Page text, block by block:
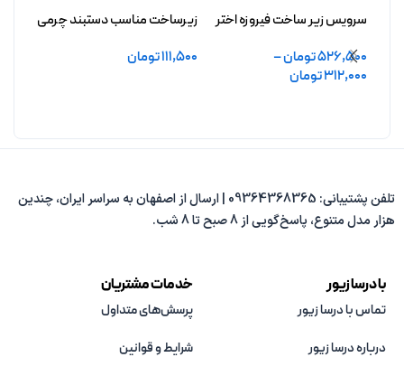
سرویس زیر ساخت فیروزه اختر
526,500تومان–
312,000تومان
زیرساخت مناسب دستبند چرمی
111,500تومان
تلفن پشتیبانی: 09364368365 | ارسال از اصفهان به سراسر ایران، چندین
هزار مدل متنوع، پاسخ‌گویی از 8 صبح تا 8 شب.
با درسا زیور
تماس با درسا زیور
درباره درسا زیور
خدمات مشتریان
پرسش‌های متداول
شرایط و قوانین